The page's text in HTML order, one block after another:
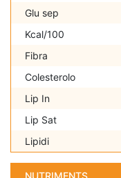
Glu sep
Kcal/100
Fibra
Colesterolo
Lip In
Lip Sat
Lipidi